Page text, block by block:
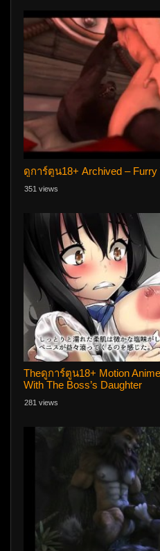
ดูการ์ตูน18+ Archived – Furry
351 views
Theดูการ์ตูน18+ Motion
With The Boss’s Daughter
281 views